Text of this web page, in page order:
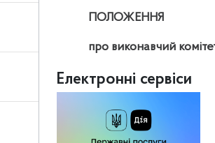
ПОЛОЖЕННЯ
про виконавчий
Електронні сервіси